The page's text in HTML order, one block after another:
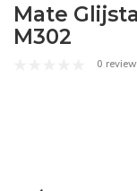
Mate
M302
0